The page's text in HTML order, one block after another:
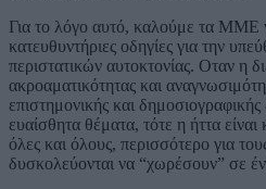
Για το λόγο αυτό, καλούμε τα ΜΜΕ
κατευθυντήριες οδηγίες για την
περιστατικών αυτοκτονίας. Οταν η
ακροαματικότητας και
επιστημονικής και
ευαίσθητα θέματα, τότε η ήττα είναι
όλες και όλους, περισσότερο για
δυσκολεύονται να “χωρέσουν” σε